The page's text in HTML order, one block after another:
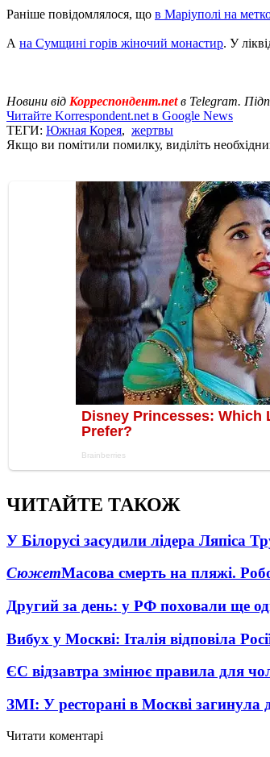
Раніше повідомлялося, що в Маріуполі на
А на Сумщині горів жіночий монастир. У
Новини від Корреспондент.netв Telegram.
Читайте Korrespondent.net в Google News
ТЕГИ: Южная Корея, жертвы
Якщо ви помітили помилку, виділіть
ЧИТАЙТЕ ТАКОЖ
У Білорусі засудили лідера Ляпіса
СюжетМасова смерть на пляжі.
Другий за день: у РФ поховали ще
Вибух у Москві: Італія відповіла
ЄС відзавтра змінює правила для
ЗМІ: У ресторані в Москві загинула
Читати коментарі